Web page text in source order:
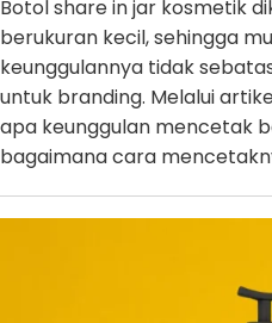
Botol share in jar kosmetik
berukuran kecil, sehingga
keunggulannya tidak
untuk branding. Melalui
apa keunggulan mencetak
bagaimana cara